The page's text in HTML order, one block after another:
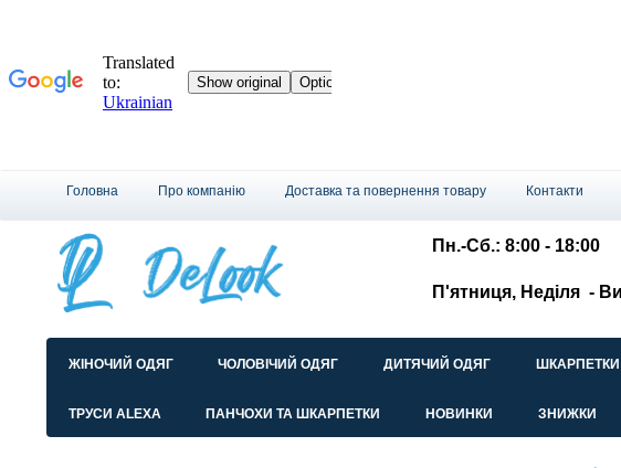
Головна Про компанію Доставка та повернення товару Контакти
Пн.-Сб.: 8:00 - 18:00
П'ятниця, Неділя -
ЖІНОЧИЙ ОДЯГ ЧОЛОВІЧИЙ ОДЯГ ДИТЯЧИЙ ОДЯГ ШКАРПЕТКИ
ТРУСИ ALEXA ПАНЧОХИ ТА ШКАРПЕТКИ НОВИНКИ ЗНИЖКИ